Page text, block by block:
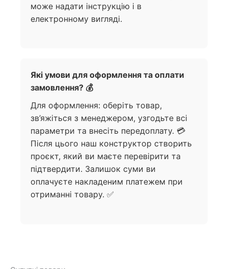
може надати інструкцію і в
електронному вигляді.
Які умови для оформлення та оплати
замовлення? 💰
Для оформлення: оберіть товар,
зв’яжіться з менеджером, узгодьте всі
параметри та внесіть передоплату. 💳
Після цього наш конструктор створить
проєкт, який ви маєте перевірити та
підтвердити. Залишок суми ви
оплачуєте накладеним платежем при
отриманні товару. ✅